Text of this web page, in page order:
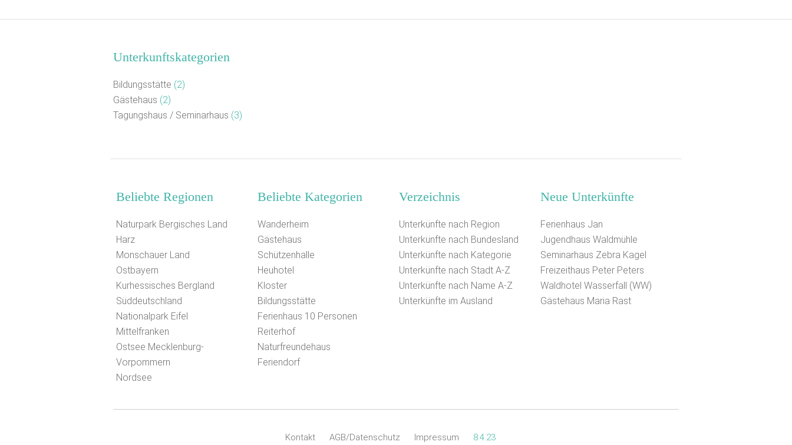
Unterkunftskategorien
Bildungsstätte (2)
Gästehaus (2)
Tagungshaus / Seminarhaus (3)
Beliebte Regionen
Naturpark Bergisches Land
Harz
Monschauer Land
Ostbayern
Kurhessisches Bergland
Süddeutschland
Nationalpark Eifel
Mittelfranken
Ostsee Mecklenburg-
Vorpommern
Nordsee
Beliebte Kategorien
Wanderheim
Gästehaus
Schützenhalle
Heuhotel
Kloster
Bildungsstätte
Ferienhaus 10 Personen
Reiterhof
Naturfreundehaus
Feriendorf
Verzeichnis
Unterkünfte nach Region
Unterkünfte nach Bundesland
Unterkünfte nach Kategorie
Unterkünfte nach Stadt A-Z
Unterkünfte nach Name A-Z
Unterkünfte im Ausland
Neue Unterkünfte
Ferienhaus Jan
Jugendhaus Waldmühle
Seminarhaus Zebra Kagel
Freizeithaus Peter Peters
Waldhotel Wasserfall (WW)
Gästehaus Maria Rast
Kontakt AGB/Datenschutz Impressum 8.4.23